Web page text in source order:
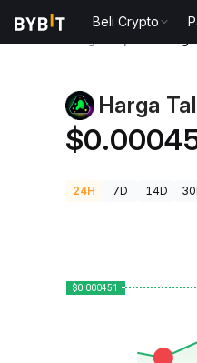
Beli Crypto
Harga
24H 7D 14D